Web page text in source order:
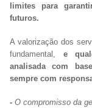
limites para
futuros.
A valorização dos
fundamental, e
analisada com
sempre com
- O compromisso da